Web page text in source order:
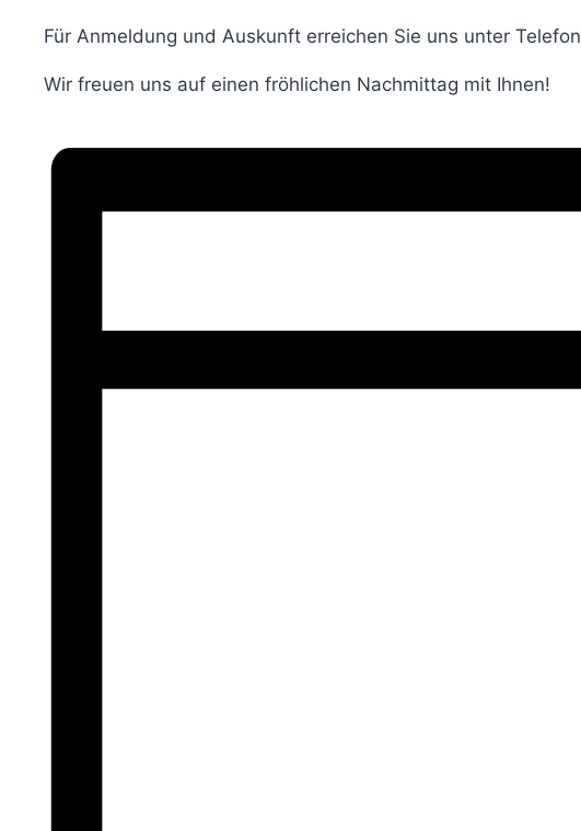
Für Anmeldung und Auskunft erreichen Sie uns unter Telefon
Wir freuen uns auf einen fröhlichen Nachmittag mit Ihnen!